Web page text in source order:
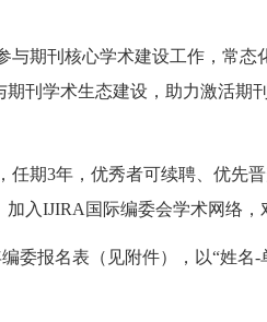
与期刊核心学术建设工作，常
刊学术生态建设，助力激活期
任期3年，优秀者可续聘、优先
入IJIRA国际编委会学术网络，
委报名表（见附件），以“姓名